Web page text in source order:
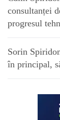
consultanței
progresul
Sorin
în principal,